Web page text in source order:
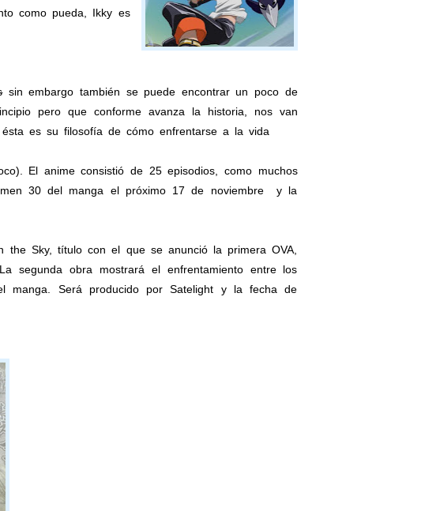
como pueda, Ikky es
sin embargo también se puede encontrar un poco de
pero que conforme avanza la historia, nos van
es su filosofía de cómo enfrentarse a la vida
El anime consistió de 25 episodios, como muchos
30 del manga el próximo 17 de noviembre y la
Sky, título con el que se anunció la primera OVA,
segunda obra mostrará el enfrentamiento entre los
manga. Será producido por Satelight y la fecha de